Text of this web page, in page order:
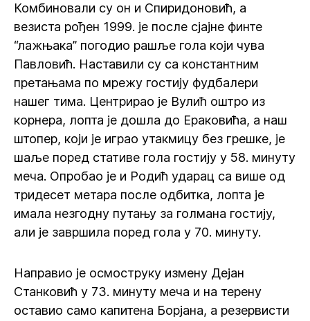
Комбиновали су он и Спиридоновић, а
везиста рођен 1999. је после сјајне финте
“лажњака” погодио рашље гола који чува
Павловић. Наставили су са константним
претањама по мрежу гостију фудбалери
нашег тима. Центрирао је Вулић оштро из
корнера, лопта је дошла до Ераковића, а наш
штопер, који је играо утакмицу без грешке, је
шаље поред стативе гола гостију у 58. минуту
меча. Опробао је и Родић ударац са више од
тридесет метара после одбитка, лопта је
имала незгодну путању за голмана гостију,
али је завршила поред гола у 70. минуту.
Направио је осмоструку измену Дејан
Станковић у 73. минуту меча и на терену
оставио само капитена Борјана, а резервисти